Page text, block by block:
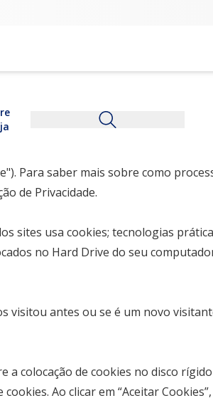
Para saber mais sobre como
de Privacidade.
sites usa cookies; tecnologias
no Hard Drive do seu
visitou antes ou se é um novo
a colocação de cookies no disco
Ao clicar em “Aceitar